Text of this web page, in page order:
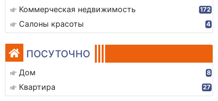
Коммерческая недвижимость 172
Салоны красоты 4
ПОСУТОЧНО
Дом 8
Квартира 27